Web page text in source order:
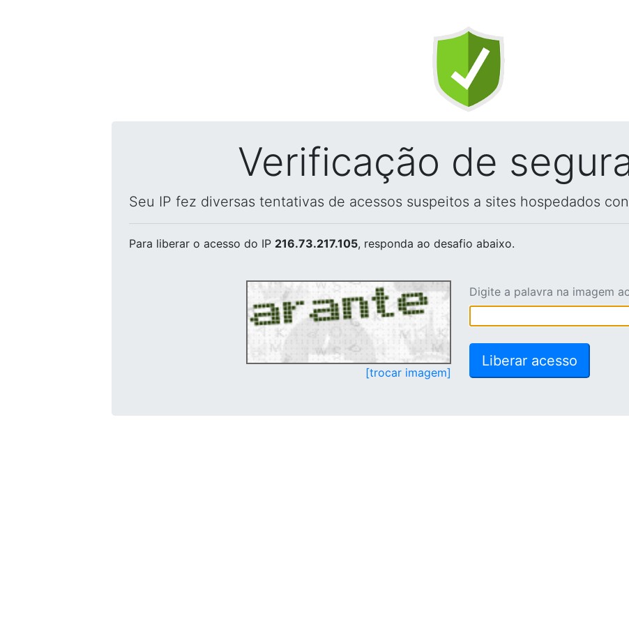
Verificação de
Seu IP fez diversas tentativas de acessos suspeitos a sites hospedados
Para liberar o acesso do IP 216.73.217.105, responda ao desafio abaixo.
[trocar imagem]
Digite a palavra na imagem